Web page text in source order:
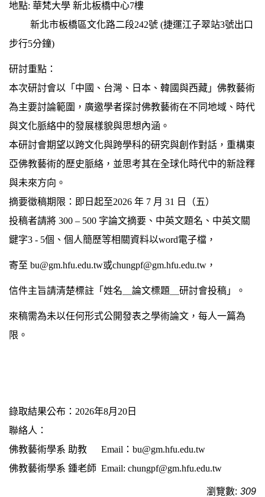
地點: 華梵大學 新北板橋中心7樓
新北市板橋區文化路二段242號 (捷運江子翠站3號出口
步行5分鐘)
研討重點：
本次研討會以「中國、台灣、日本、韓國與西藏」佛教藝術
為主要討論範圍，廣邀學者探討佛教藝術在不同地域、時代
與文化脈絡中的發展樣貌與思想內涵。
本研討會期望以跨文化與跨學科的研究與創作對話，重構東
亞佛教藝術的歷史脈絡，並思考其在全球化時代中的新詮釋
與未來方向。
摘要徵稿期限：即日起至2026 年 7 月 31 日（五）
投稿者請將 300 – 500 字論文摘要、中英文題名、中英文關
鍵字3 - 5個、個人簡歷等相關資料以word電子檔，
寄至 bu@gm.hfu.edu.tw或chungpf@gm.hfu.edu.tw，
信件主旨請清楚標註「姓名＿論文標題＿研討會投稿」。
來稿需為未以任何形式公開發表之學術論文，每人一篇為
限。
錄取結果公布：2026年8月20日
聯絡人：
佛教藝術學系 助教 Email：bu@gm.hfu.edu.tw
佛教藝術學系 鍾老師 Email: chungpf@gm.hfu.edu.tw
瀏覽數: 309